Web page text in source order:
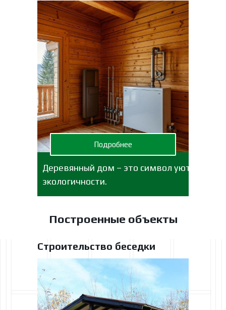
Деревянный дом – это символ уюта,
экологичности.
Подробнее
Построенные объекты
Строительство беседки